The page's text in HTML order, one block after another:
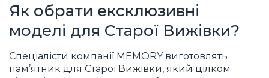
Як обрати ексклюзивні
моделі для Старої Вижівки?
Спеціалісти компанії MEMORY виготовлять
пам’ятник для Старої Вижівки, який цілком